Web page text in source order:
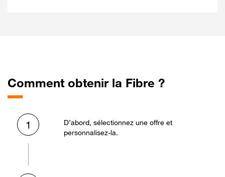
Comment obtenir la Fibre ?
1
D’abord, sélectionnez une offre et
personnalisez-la.